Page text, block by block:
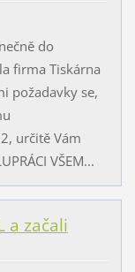
do
firma Tiskárna
požadavky se,
určitě Vám
VŠEM...
a začali